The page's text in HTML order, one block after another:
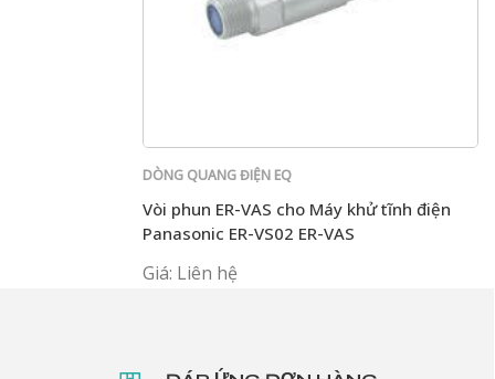
DÒNG QUANG ĐIỆN EQ
Vòi phun ER-VAS cho Máy khử tĩnh điện
Panasonic ER-VS02 ER-VAS
Giá: Liên hệ